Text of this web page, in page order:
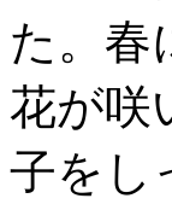
た。春
花が咲
子をし